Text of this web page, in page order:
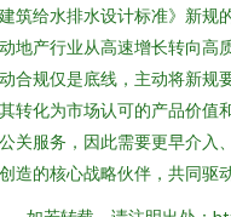
筑给水排水设计标准》新规
地产行业从高速增长转向高
合规仅是底线，主动将新规
转化为市场认可的产品价值
关服务，因此需要更早介入
造的核心战略伙伴，共同驱